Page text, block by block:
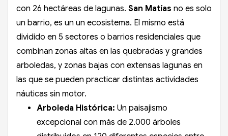
con 26 hectáreas de lagunas. San Matías no es solo
un barrio, es un un ecosistema. El mismo está
dividido en 5 sectores o barrios residenciales que
combinan zonas altas en las quebradas y grandes
arboledas, y zonas bajas con extensas lagunas en
las que se pueden practicar distintas actividades
náuticas sin motor.
Arboleda Histórica: Un paisajismo
excepcional con más de 2.000 árboles